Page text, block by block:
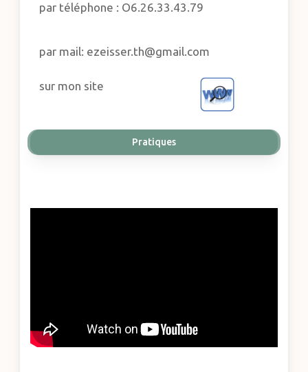
par téléphone : O6.26.33.43.79
par mail: ezeisser.th@gmail.com
sur mon site
Pratiques